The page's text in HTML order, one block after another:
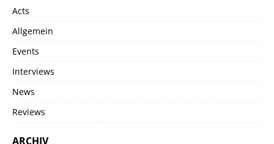
Acts
Allgemein
Events
Interviews
News
Reviews
ARCHIV